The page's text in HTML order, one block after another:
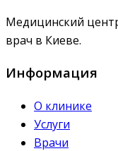
Медицинский
врач в Киеве.
Информация
О клинике
Услуги
Врачи